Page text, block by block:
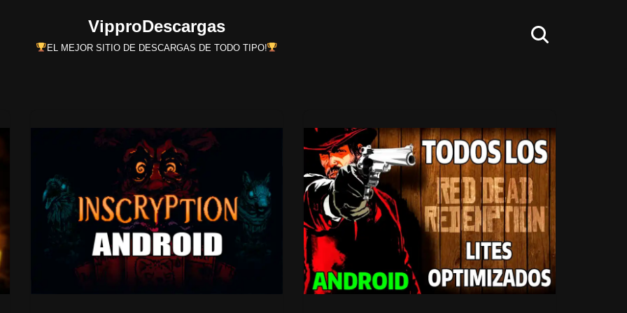
VipproDescargas
EL MEJOR SITIO DE DESCARGAS DE TODO TIPO!